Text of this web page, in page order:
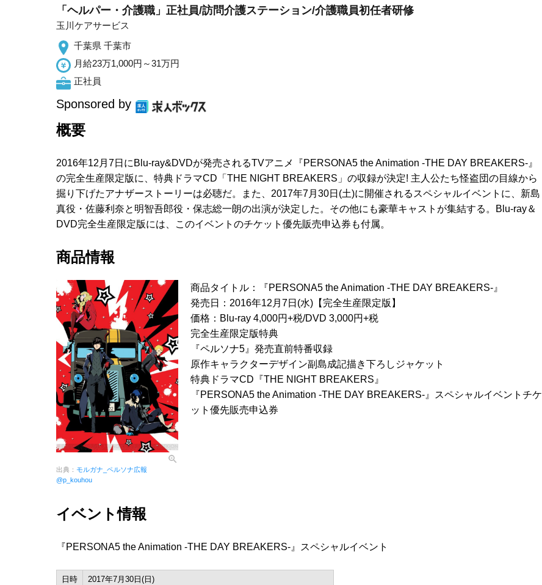
「ヘルパー・介護職」正社員/訪問介護ステーション/介護職員初任者研修
玉川ケアサービス
千葉県 千葉市
月給23万1,000円～31万円
正社員
Sponsored by
概要
2016年12月7日にBlu-ray&DVDが発売されるTVアニメ『PERSONA5 the Animation -THE DAY BREAKERS-』
の完全生産限定版に、特典ドラマCD「THE NIGHT BREAKERS」の収録が決定! 主人公たち怪盗団の目線から
掘り下げたアナザーストーリーは必聴だ。また、2017年7月30日(土)に開催されるスペシャルイベントに、新島
真役・佐藤利奈と明智吾郎役・保志総一朗の出演が決定した。その他にも豪華キャストが集結する。Blu-ray＆
DVD完全生産限定版には、このイベントのチケット優先販売申込券も付属。
商品情報
出典： モルガナ_ペルソナ広報
@p_kouhou
商品タイトル：『PERSONA5 the Animation -THE DAY BREAKERS-』
発売日：2016年12月7日(水)【完全生産限定版】
価格：Blu-ray 4,000円+税/DVD 3,000円+税
完全生産限定版特典
『ペルソナ5』発売直前特番収録
原作キャラクターデザイン副島成記描き下ろしジャケット
特典ドラマCD『THE NIGHT BREAKERS』
『PERSONA5 the Animation -THE DAY BREAKERS-』スペシャルイベントチケ
ット優先販売申込券
イベント情報
『PERSONA5 the Animation -THE DAY BREAKERS-』スペシャルイベント
日時
2017年7月30日(日)